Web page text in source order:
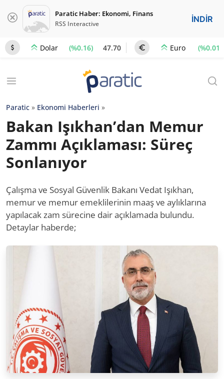
Paratic Haber: Ekonomi, Finans
RSS Interactive İNDİR
Dolar (%0.16) 47.70 Euro (%0.01)
Paratic » Ekonomi Haberleri »
Bakan Işıkhan’dan Memur
Zammı Açıklaması: Süreç
Sonlanıyor
Çalışma ve Sosyal Güvenlik Bakanı Vedat Işıkhan,
memur ve memur emeklilerinin maaş ve aylıklarına
yapılacak zam sürecine dair açıklamada bulundu.
Detaylar haberde;